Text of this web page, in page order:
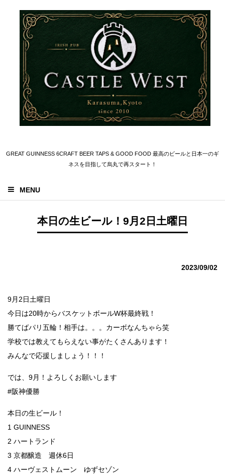
GREAT GUINNESS 6CRAFT BEER TAPS & GOOD FOOD 最高のビールと日本一のギ
ネスを目指して烏丸で再スタート！
MENU
本日の生ビール！9月2日土曜日
2023/09/02
9月2日土曜日
今日は20時からバスケットボールW杯最終戦！
勝てばパリ五輪！相手は。。。カーボなんちゃら笑
学校では教えてもらえない事がたくさんあります！
みんなで応援しましょう！！！
では、9月！よろしくお願いします
#阪神優勝
本日の生ビール！
1 GUINNESS
2 ハートランド
3 京都醸造 週休6日
4 ハーヴェストムーン ゆずセゾン